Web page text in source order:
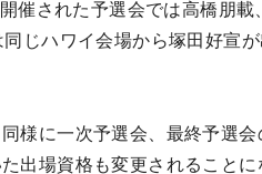
催された予選会では高橋朋載
じハワイ会場から塚田好宣
様に一次予選会、最終予選
出場資格も変更されることに